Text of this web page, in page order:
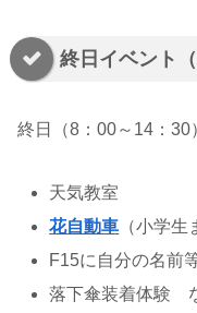
終日イベント（
終日（8：00～14：30
天気教室
花自動車 （小学
F15に自分の名前
落下傘装着体験